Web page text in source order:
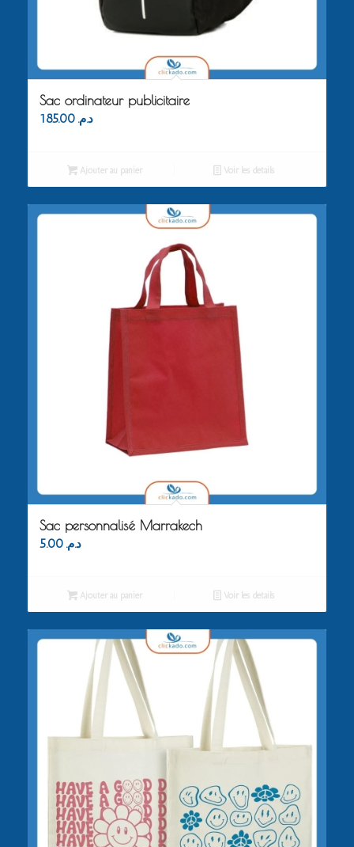
Sac ordinateur publicitaire
د.م. 185.00
Ajouter au panier Voir les détails
Sac personnalisé Marrakech
د.م. 5.00
Ajouter au panier Voir les détails